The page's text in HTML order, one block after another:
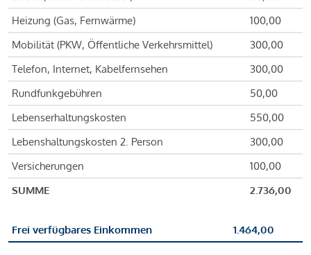
Heizung (Gas, Fernwärme)
100,00
Mobilität (PKW, Öffentliche Verkehrsmittel)
300,00
Telefon, Internet, Kabelfernsehen
300,00
Rundfunkgebühren
50,00
Lebenserhaltungskosten
550,00
Lebenshaltungskosten 2. Person
300,00
Versicherungen
100,00
SUMME
2.736,00
Frei verfügbares Einkommen 1.464,00